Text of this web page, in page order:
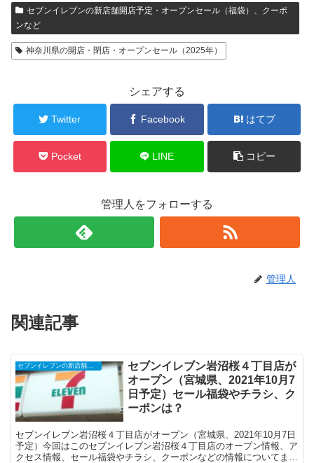
セブンイレブンの新店舗開店予定・オープンセール（福袋）、クーポ
ンなど
神奈川県の開店・閉店・オープンセール（2025年）
シェアする
Twitter Facebook はてブ
Pocket LINE コピー
管理人をフォローする
管理人
関連記事
セブンイレブン岩沼桜４丁目店が
オープン（宮城県、2021年10月7
日予定）セール福袋やチラシ、ク
ーポンは？
セブンイレブン岩沼桜４丁目店がオープン（宮城県、2021年10月7日
予定）今回はこのセブンイレブン岩沼桜４丁目店のオープン情報、ア
クセス情報、セール福袋やチラシ、クーポンなどの情報についてまと